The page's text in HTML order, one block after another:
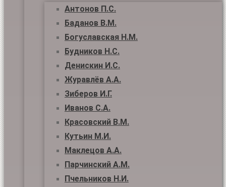
Антонов П.С.
Баданов В.М.
Богуславская Н.М.
Будников Н.С.
Денискин И.С.
Журавлёв А.А.
Зиберов И.Г.
Иванов С.А.
Красовский В.М.
Кутьин М.И.
Маклецов А.А.
Парчинский А.М.
Пчельников Н.И.